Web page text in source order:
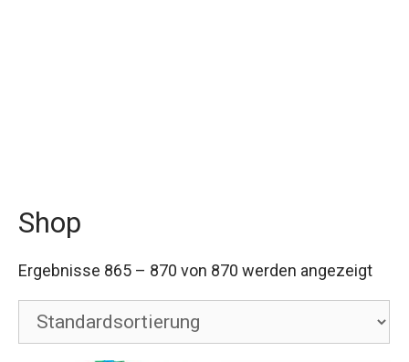
Shop
Ergebnisse 865 – 870 von 870 werden angezeigt